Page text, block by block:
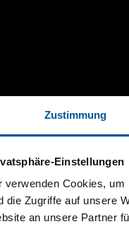
Zustimmung
Einstellungen
verwenden Cookies,
die Zugriffe auf unsere
an unsere Partner